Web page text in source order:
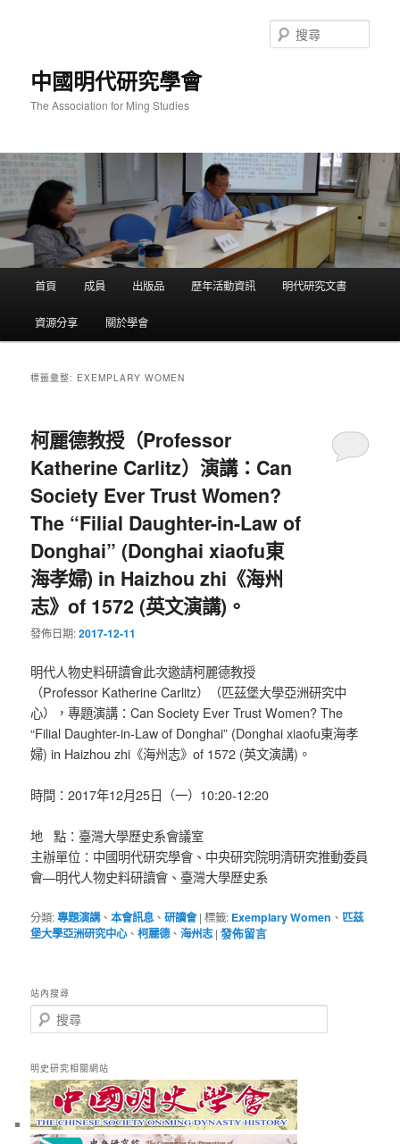
中國明代研究學會
The Association for Ming Studies
尋
首頁 成員 出版品 歷年活動資訊 明代研究文書
資源分享 關於學會
標籤彙整: EXEMPLARY WOMEN
柯麗德教授（Professor
Katherine Carlitz）演講：Can
Society Ever Trust Women?
The “Filial Daughter-in-Law of
Donghai” (Donghai xiaofu東
海孝婦) in Haizhou zhi《海州
志》of 1572 (英文演講)。
發佈日期:2017-12-11
明代人物史料研讀會此次邀請柯麗德教授
（Professor Katherine Carlitz）（匹茲堡大學亞洲研究中
心），專題演講：Can Society Ever Trust Women? The
“Filial Daughter-in-Law of Donghai” (Donghai xiaofu東海孝
婦) in Haizhou zhi《海州志》of 1572 (英文演講)。
時間：2017年12月25日（一）10:20-12:20
地 點：臺灣大學歷史系會議室
主辦單位：中國明代研究學會、中央研究院明清研究推動委員
會—明代人物史料研讀會、臺灣大學歷史系
分類:專題演講、本會訊息 、研讀會 |標籤: Exemplary Women 、匹茲
堡大學亞洲研究中心、柯麗德、海州志 |發佈留言
站內搜尋
搜
尋
明史研究相關網站